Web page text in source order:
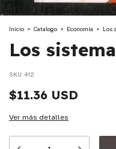
Inicio > Catalogo > Economía > Los
Los
SKU: 412
$11.36 USD
Ver más detalles